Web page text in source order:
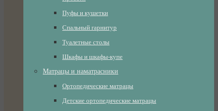
Пуфы и кушетки
Спальный гарнитур
Туалетные столы
Шкафы и шкафы-купе
Матрацы и наматрасники
Ортопедические матрацы
Детские ортопедические матрацы